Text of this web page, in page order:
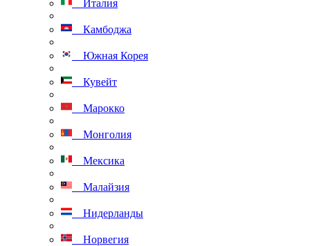
Италия
Камбоджа
Южная Корея
Кувейт
Марокко
Монголия
Мексика
Малайзия
Нидерланды
Норвегия